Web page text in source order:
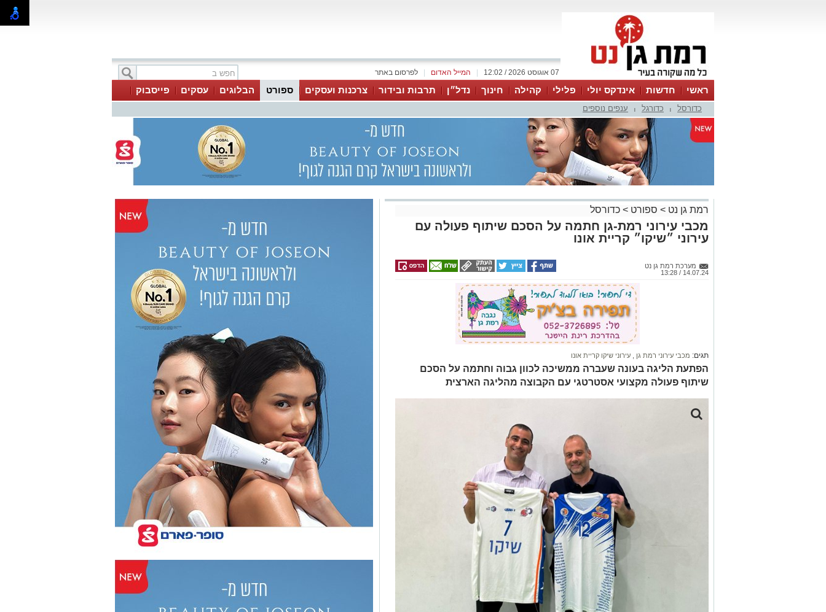
לפרסום באתר המייל האדום 07 אוגוסט 2026 / 12:02
ראשי חדשות אינדקס יולי פלילי קהילה חינוך נדל״ן תרבות ובידור צרכנות ועסקים ספורט הבלוגים עסקים
פייסבוק
ווטסאפ
כדורסל כדורגל ענפים נוספים
רמת גן נט > ספורט > כדורסל
מכבי עירוני רמת-גן חתמה על הסכם שיתוף פעולה עם
עירוני ״שיקו״ קריית אונו
מערכת רמת גן נט
14.07.24 / 13:28
תגים: מכבי עירוני רמת גן עירוני שיקו קריית אונו
הפתעת הליגה בעונה שעברה ממשיכה לכוון גבוה וחתמה על הסכם
שיתוף פעולה מקצועי אסטרטגי עם הקבוצה מהליגה הארצית